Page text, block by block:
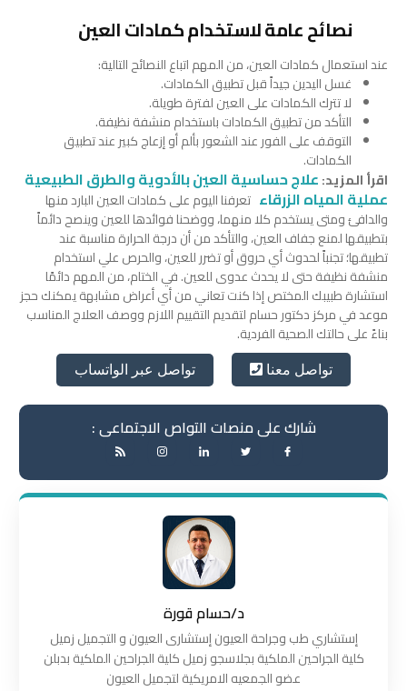
نصائح عامة لاستخدام كمادات العين
عند استعمال كمادات العين، من المهم اتباع النصائح التالية:
غسل اليدين جيداً قبل تطبيق الكمادات.
لا تترك الكمادات على العين لفترة طويلة.
التأكد من تطبيق الكمادات باستخدام منشفة نظيفة.
التوقف على الفور عند الشعور بألم أو إزعاج كبير عند تطبيق
الكمادات.
اقرأ المزيد:علاج حساسية العين بالأدوية والطرق الطبيعية
عملية المياه الزرقاء تعرفنا اليوم على كمادات العين البارد منها
والدافئ ومتى يستخدم كلا منهما، ووضحنا فوائدها للعين وينصح دائماً
بتطبيقها لمنع جفاف العين، والتأكد من أن درجة الحرارة مناسبة عند
تطبيقها؛ تجنباً لحدوث أي حروق أو تضرر للعين، والحرص علي استخدام
منشفة نظيفة حتى لا يحدث عدوى للعين.في الختام، من المهم دائمًا
استشارة طبيبك المختص إذا كنت تعاني من أي أعراض مشابهة يمكنك حجز
موعد في مركز دكتور حسام لتقديم التقييم اللازم ووصف العلاج المناسب
بناءً على حالتك الصحية الفردية.
تواصل معنا تواصل عبر الواتساب
شارك على منصات التواص الاجتماعى :
د/حسام قورة
إستشاري طب وجراحة العيون إستشارى العيون و التجميل زميل
كلية الجراحين الملكية بجلاسجو زميل كلية الجراحين الملكية بدبلن
عضو الجمعيه الامريكية لتجميل العيون